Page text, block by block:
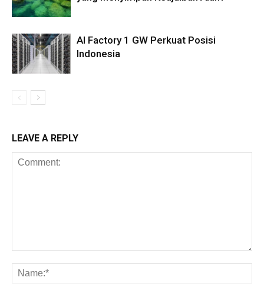
AI Factory 1 GW Perkuat Posisi
Indonesia
LEAVE A REPLY